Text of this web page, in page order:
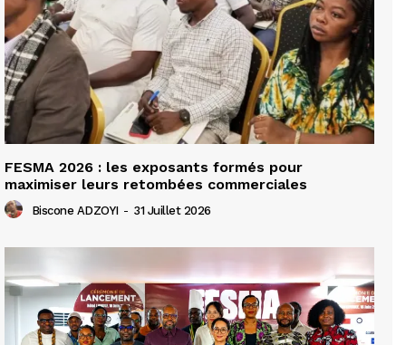
FESMA 2026 : les exposants formés pour
maximiser leurs retombées commerciales
Biscone ADZOYI - 31 Juillet 2026